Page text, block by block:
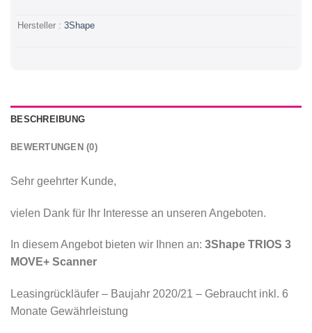
Hersteller : 3Shape
BESCHREIBUNG
BEWERTUNGEN (0)
Sehr geehrter Kunde,
vielen Dank für Ihr Interesse an unseren Angeboten.
In diesem Angebot bieten wir Ihnen an: 3Shape TRIOS 3
MOVE+ Scanner
Leasingrückläufer – Baujahr 2020/21 – Gebraucht inkl. 6
Monate Gewährleistung